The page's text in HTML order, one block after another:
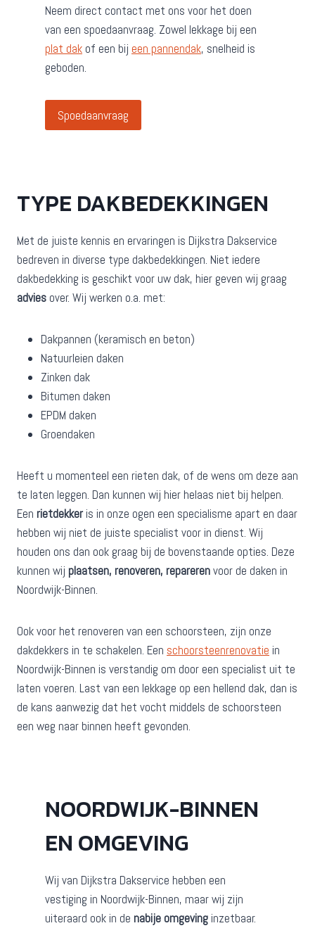
Neem direct contact met ons voor het doen
van een spoedaanvraag. Zowel lekkage bij een
plat dak of een bij een pannendak, snelheid is
geboden.
Spoedaanvraag
TYPE DAKBEDEKKINGEN
Met de juiste kennis en ervaringen is Dijkstra Dakservice
bedreven in diverse type dakbedekkingen. Niet iedere
dakbedekking is geschikt voor uw dak, hier geven wij graag
advies over. Wij werken o.a. met:
Dakpannen (keramisch en beton)
Natuurleien daken
Zinken dak
Bitumen daken
EPDM daken
Groendaken
Heeft u momenteel een rieten dak, of de wens om deze aan
te laten leggen. Dan kunnen wij hier helaas niet bij helpen.
Een rietdekker is in onze ogen een specialisme apart en daar
hebben wij niet de juiste specialist voor in dienst. Wij
houden ons dan ook graag bij de bovenstaande opties. Deze
kunnen wij plaatsen, renoveren, reparerenvoor de daken in
Noordwijk-Binnen.
Ook voor het renoveren van een schoorsteen, zijn onze
dakdekkers in te schakelen. Een schoorsteenrenovatie in
Noordwijk-Binnen is verstandig om door een specialist uit te
laten voeren. Last van een lekkage op een hellend dak, dan is
de kans aanwezig dat het vocht middels de schoorsteen
een weg naar binnen heeft gevonden.
NOORDWIJK-BINNEN
EN OMGEVING
Wij van Dijkstra Dakservice hebben een
vestiging in Noordwijk-Binnen, maar wij zijn
uiteraard ook in de nabije omgeving inzetbaar.